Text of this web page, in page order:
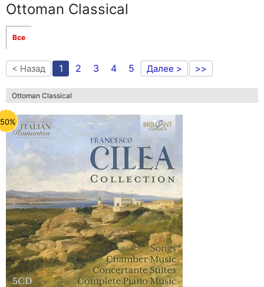
Ottoman Classical
Все
< Назад 1 2 3 4 5 Далее > >>
Ottoman Classical